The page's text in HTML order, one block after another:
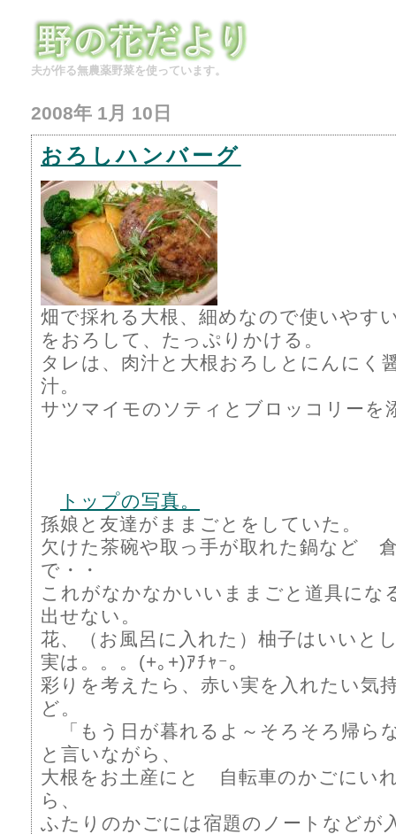
夫が作る無農薬野菜を使っています。
2008年 1月 10日
おろしハンバーグ
畑で採れる大根、細めなので使いやす
をおろして、たっぷりかける。
タレは、肉汁と大根おろしとにんにく
汁。
サツマイモのソティとブロッコリーを
トップの写真。
孫娘と友達がままごとをしていた。
欠けた茶碗や取っ手が取れた鍋など
で・・
これがなかなかいいままごと道具にな
出せない。
花、（お風呂に入れた）柚子はいいと
実は。。。(+｡+)ｱﾁｬｰ｡
彩りを考えたら、赤い実を入れたい気
ど。
「もう日が暮れるよ～そろそろ帰ら
と言いながら、
大根をお土産にと 自転車のかごにい
ら、
ふたりのかごには宿題のノートなどが